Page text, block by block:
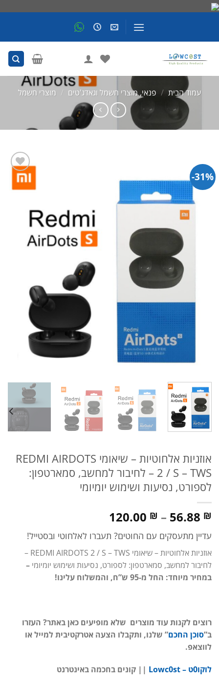
עמוד הבית / פנאי, מוצרי חשמל וגאדג'טים / מוצרי חשמל
31%-
אוזניות אלחוטיות – שיאומי REDMI AIRDOTS
2 / S – TWS – לחיבור למחשב, סמארטפון:
לספורט, נסיעות ושימוש יומיומי
56.88 ₪
–
120.00 ₪
עד
עדיין מתעסקים עם החוטים? תעברו לאלחוטי ובסטייל!
אוזניות אלחוטיות – שיאומי REDMI AIRDOTS 2 / S – TWS –
לחיבור למחשב, סמארטפון: לספורט, נסיעות ושימוש יומיומי –
במחיר מיוחד: החל מ-95 ש”ח, והמשלוח עלינו!
רוצים לקנות עוד מוצרים שלא מופיעים כאן באתר? העזרו
ב”סוכן החכם” שלנו, ותקבלו הצעה אטרקטיבית למייל או
לווצאפ.
לוקו0ט – Lowc0st || קונים בחכמה באינטרנט